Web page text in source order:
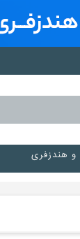
هندزفری